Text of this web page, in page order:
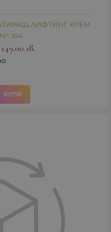
ЛИФТИНГ КРЕМ
104
149.00лв.
КУПИ